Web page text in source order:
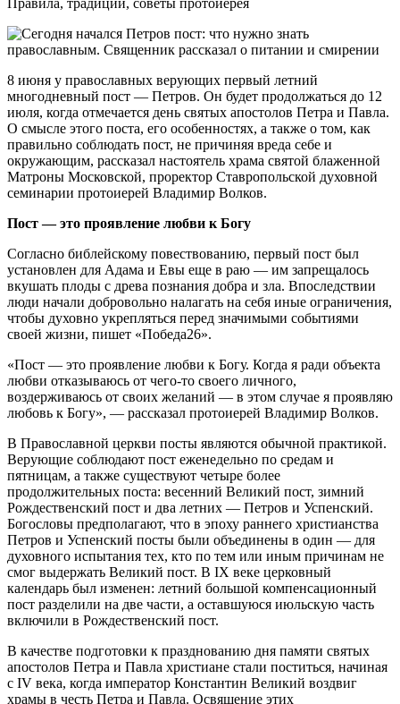
8 июня у православных верующих первый летний
многодневный пост — Петров. Он будет продолжаться до 12
июля, когда отмечается день святых апостолов Петра и Павла.
О смысле этого поста, его особенностях, а также о том, как
правильно соблюдать пост, не причиняя вреда себе и
окружающим, рассказал настоятель храма святой блаженной
Матроны Московской, проректор Ставропольской духовной
семинарии протоиерей Владимир Волков.
Пост — это проявление любви к Богу
Согласно библейскому повествованию, первый пост был
установлен для Адама и Евы еще в раю — им запрещалось
вкушать плоды с древа познания добра и зла. Впоследствии
люди начали добровольно налагать на себя иные ограничения,
чтобы духовно укрепляться перед значимыми событиями
своей жизни, пишет «Победа26».
«Пост — это проявление любви к Богу. Когда я ради объекта
любви отказываюсь от чего-то своего личного,
воздерживаюсь от своих желаний — в этом случае я проявляю
любовь к Богу», — рассказал протоиерей Владимир Волков.
В Православной церкви посты являются обычной практикой.
Верующие соблюдают пост еженедельно по средам и
пятницам, а также существуют четыре более
продолжительных поста: весенний Великий пост, зимний
Рождественский пост и два летних — Петров и Успенский.
Богословы предполагают, что в эпоху раннего христианства
Петров и Успенский посты были объединены в один — для
духовного испытания тех, кто по тем или иным причинам не
смог выдержать Великий пост. В IX веке церковный
календарь был изменен: летний большой компенсационный
пост разделили на две части, а оставшуюся июльскую часть
включили в Рождественский пост.
В качестве подготовки к празднованию дня памяти святых
апостолов Петра и Павла христиане стали поститься, начиная
с IV века, когда император Константин Великий воздвиг
храмы в честь Петра и Павла. Освящение этих